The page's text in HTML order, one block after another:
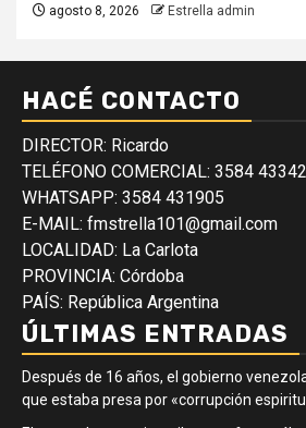
agosto 8, 2026 Estrella admin
HACÉ CONTACTO
DIRECTOR: Ricardo
TELÉFONO COMERCIAL: 3584
WHATSAPP: 3584 431905
E-MAIL: fmstrella101@gmail.com
LOCALIDAD: La Carlota
PROVINCIA: Córdoba
PAÍS: República Argentina
ÚLTIMAS ENTRADAS
Después de 16 años, el gobierno
que estaba presa por «corrupción